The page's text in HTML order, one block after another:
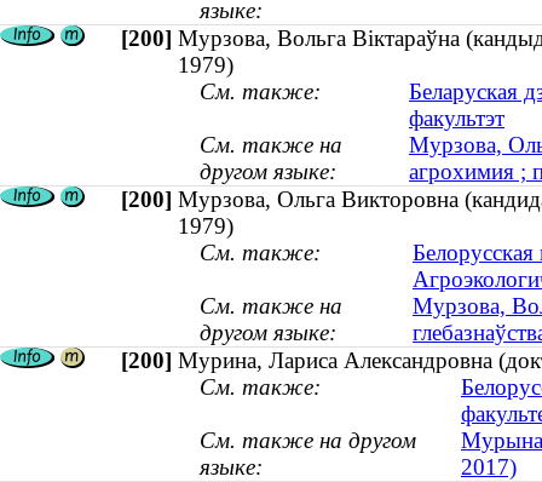
языке:
[200] Мурзова, Вольга Віктараўна
1979)
См. также:
Беларуская
факультэт
См. также на
другом языке:
Мурзова,
агрохимия ;
[200] Мурзова, Ольга Викторовна
1979)
См. также:
Белорусская
См. также на
другом языке:
Мурзова,
[200] Мурина, Лариса Александровна
См. также:
См. также на другом
языке:
2017)